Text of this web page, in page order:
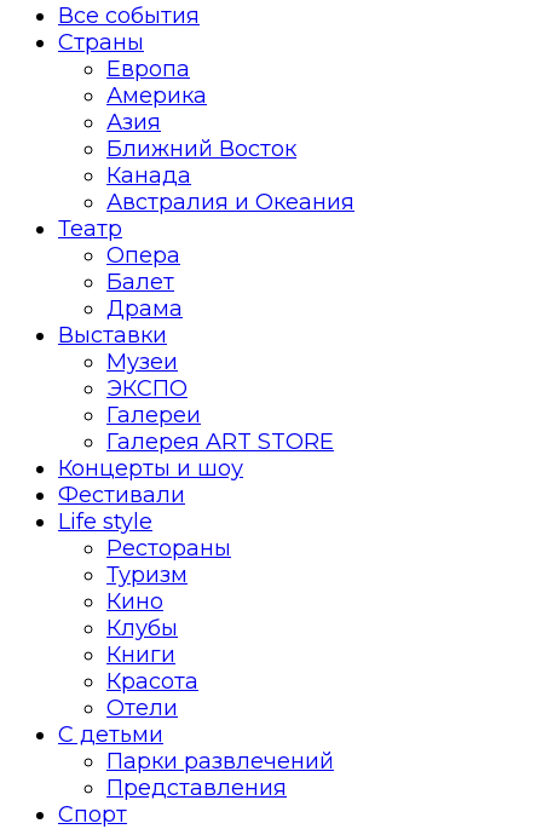
Все события
Страны
Европа
Америка
Азия
Ближний Восток
Канада
Австралия и Океания
Театр
Опера
Балет
Драма
Выставки
Музеи
ЭКСПО
Галереи
Галерея ART STORE
Концерты и шоу
Фестивали
Life style
Рестораны
Туризм
Кино
Клубы
Книги
Красота
Отели
С детьми
Парки развлечений
Представления
Спорт